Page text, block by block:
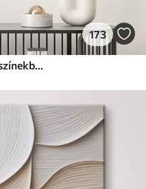
173
Stilizált ginkgólevelek nyugodt színekben